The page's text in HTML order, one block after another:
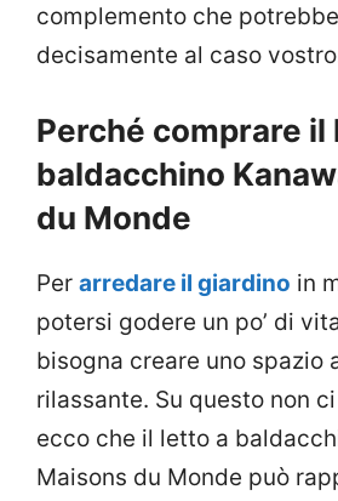
complemento che
decisamente al caso
Perché comprare il
baldacchino
du Monde
Per arredare il giardino in
potersi godere un po’ di
bisogna creare uno spazio
rilassante. Su questo non
ecco che il letto a
Maisons du Monde può